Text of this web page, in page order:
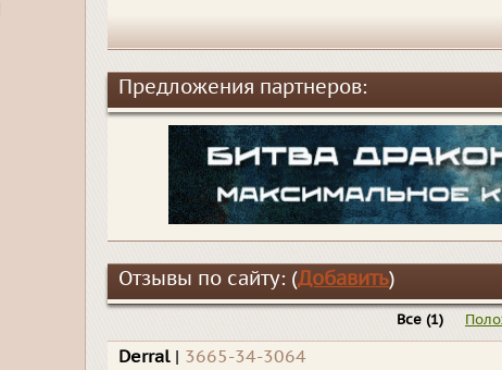
Предложения партнеров:
Отзывы по сайту: (Добавить)
Все (1)
Derral | 3665-34-3064